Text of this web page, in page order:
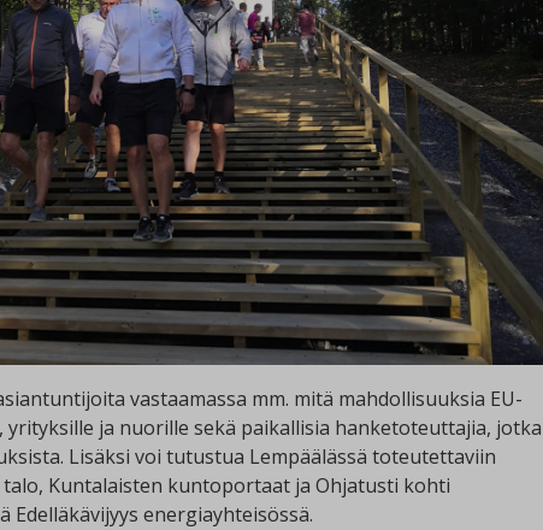
vastaamassa mm. mitä mahdollisuuksia EU-
ja nuorille sekä paikallisia hanketoteuttajia, jotka
Lisäksi voi tutustua Lempäälässä toteutettaviin
Kuntalaisten kuntoportaat ja Ohjatusti kohti
Edelläkävijyys energiayhteisössä.